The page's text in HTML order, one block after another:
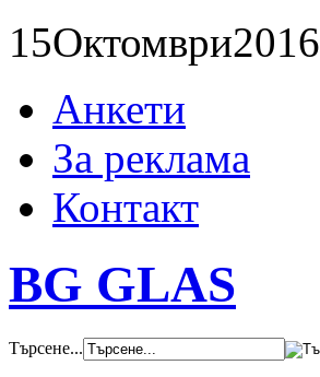
15Октомври2016
Анкети
За реклама
Контакт
BG GLAS
Търсене...